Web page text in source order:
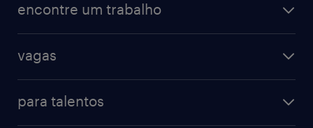
encontre um trabalho
vagas
para talentos